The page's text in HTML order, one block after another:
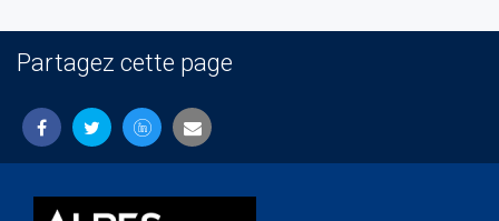
Partagez cette page